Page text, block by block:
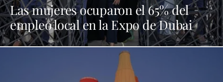
Las mujeres ocuparon el 65% del
empleo local en la Expo de Dubai